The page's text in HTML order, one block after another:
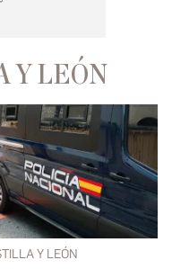
Y LEÓN
Y LEÓN